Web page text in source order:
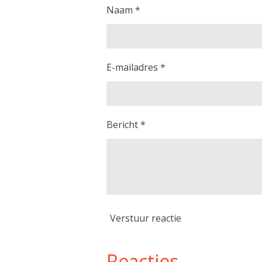
Naam *
E-mailadres *
Bericht *
Verstuur reactie